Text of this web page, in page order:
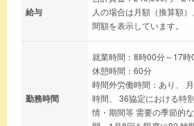
給与
人の場合は月額（換算額
間額を表示しています。
勤務時間
就業時間：8時00分～17時
休憩時間：60分
時間外労働時間：あり、
時間、 36協定における特
情・期間等 需要の季節的